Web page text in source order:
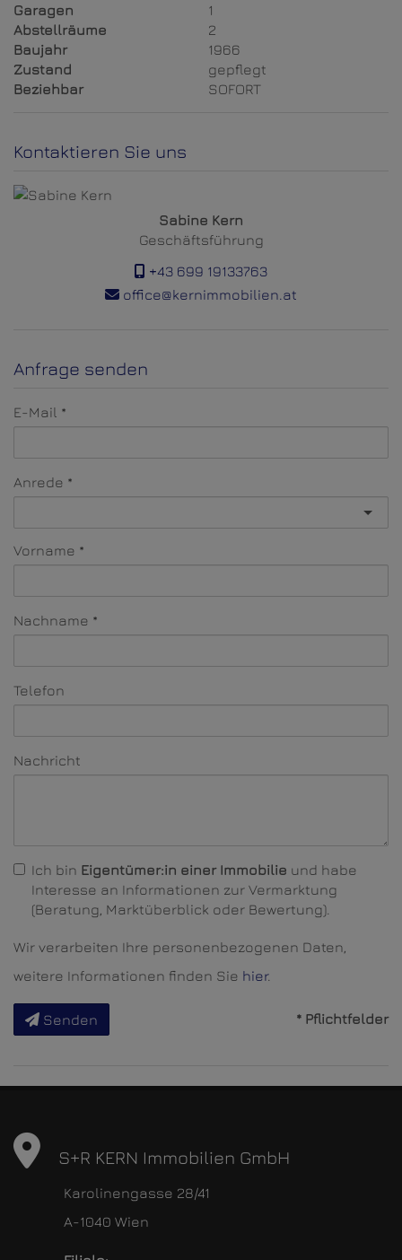
Garagen
1
Abstellräume
2
Baujahr
1966
Zustand
gepflegt
Beziehbar
SOFORT
Kontaktieren Sie uns
Sabine Kern
Geschäftsführung
+43 699 19133763
office@kernimmobilien.at
Anfrage senden
E-Mail
Anrede
Vorname
Nachname
Telefon
Nachricht
Ich bin Eigentümer:in einer Immobilie und habe
Interesse an Informationen zur Vermarktung
(Beratung, Marktüberblick oder Bewertung).
Wir verarbeiten Ihre personenbezogenen Daten,
weitere Informationen finden Sie hier.
Senden * Pflichtfelder
S+R KERN Immobilien GmbH
Karolinengasse 28/41
A-1040 Wien